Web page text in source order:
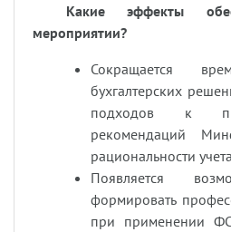
Какие эффекты
мероприятии?
Сокращается
бухгалтерских
подходов к
рекомендаций
рациональности
Появляется
формировать
при применении